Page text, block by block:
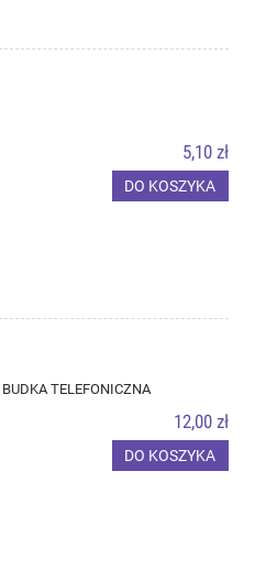
5,10 zł
DO KOSZYKA
TELEFONICZNA
12,00 zł
DO KOSZYKA